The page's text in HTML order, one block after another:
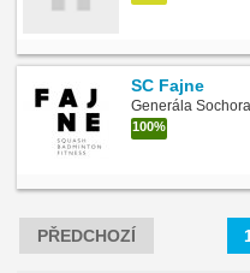
SC Fajne
Generála
100%
PŘEDCHOZÍ